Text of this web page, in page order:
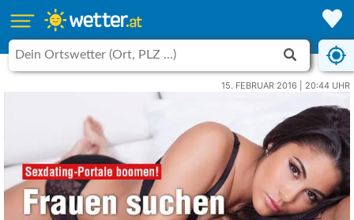
15. FEBRUAR 2016 | 20:44 UHR